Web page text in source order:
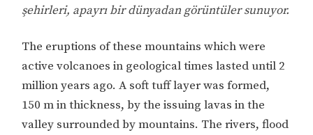
şehirleri, apayrı bir dünyadan görüntüler sunuyor.
The eruptions of these mountains which were
active volcanoes in geological times lasted until 2
million years ago. A soft tuff layer was formed,
150 m in thickness, by the issuing lavas in the
valley surrounded by mountains. The rivers, flood